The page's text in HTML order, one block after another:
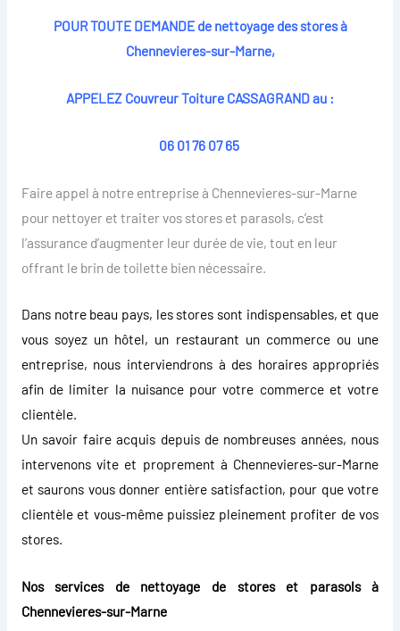
POUR TOUTE DEMANDE de nettoyage des stores à
Chennevieres-sur-Marne,
APPELEZ Couvreur Toiture CASSAGRAND au :
06 01 76 07 65
Faire appel à notre entreprise à Chennevieres-sur-Marne
pour nettoyer et traiter vos stores et parasols, c’est
l’assurance d’augmenter leur durée de vie, tout en leur
offrant le brin de toilette bien nécessaire.
Dans notre beau pays, les stores sont indispensables, et que
vous soyez un hôtel, un restaurant un commerce ou une
entreprise, nous interviendrons à des horaires appropriés
afin de limiter la nuisance pour votre commerce et votre
clientèle.
Un savoir faire acquis depuis de nombreuses années, nous
intervenons vite et proprement à Chennevieres-sur-Marne
et saurons vous donner entière satisfaction, pour que votre
clientèle et vous-même puissiez pleinement profiter de vos
stores.
Nos services de nettoyage de stores et parasols à
Chennevieres-sur-Marne